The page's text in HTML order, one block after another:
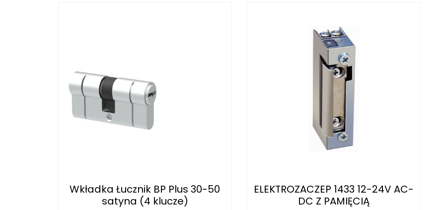
Wkładka Łucznik BP Plus 30-50
satyna (4 klucze)
ELEKTROZACZEP 1433 12-24V AC-
DC Z PAMIĘCIĄ